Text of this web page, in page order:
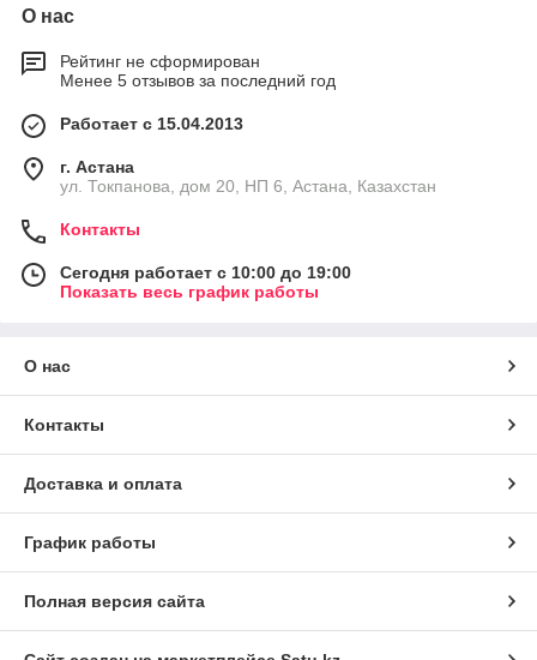
О нас
Рейтинг не сформирован
Менее 5 отзывов за последний год
Работает с 15.04.2013
г. Астана
ул. Токпанова, дом 20, НП 6, Астана, Казахстан
Контакты
Сегодня работает с 10:00 до 19:00
Показать весь график работы
О нас
Контакты
Доставка и оплата
График работы
Полная версия сайта